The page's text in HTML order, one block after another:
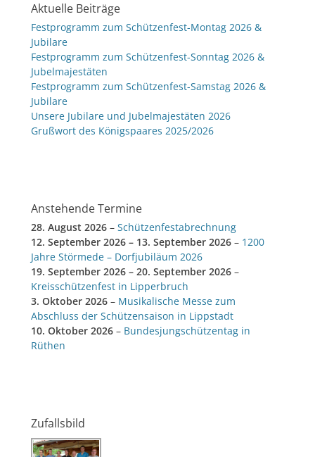
Aktuelle Beiträge
Festprogramm zum Schützenfest-Montag 2026 &
Jubilare
Festprogramm zum Schützenfest-Sonntag 2026 &
Jubelmajestäten
Festprogramm zum Schützenfest-Samstag 2026 &
Jubilare
Unsere Jubilare und Jubelmajestäten 2026
Grußwort des Königspaares 2025/2026
Anstehende Termine
28. August 2026 – Schützenfestabrechnung
12. September 2026 – 13. September 2026 – 1200
Jahre Störmede – Dorfjubiläum 2026
19. September 2026 – 20. September 2026 –
Kreisschützenfest in Lipperbruch
3. Oktober 2026 – Musikalische Messe zum
Abschluss der Schützensaison in Lippstadt
10. Oktober 2026 – Bundesjungschützentag in
Rüthen
Zufallsbild